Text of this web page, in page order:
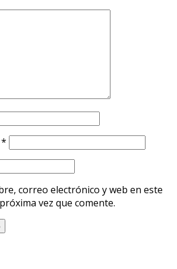
*
correo electrónico y web en este
vez que comente.